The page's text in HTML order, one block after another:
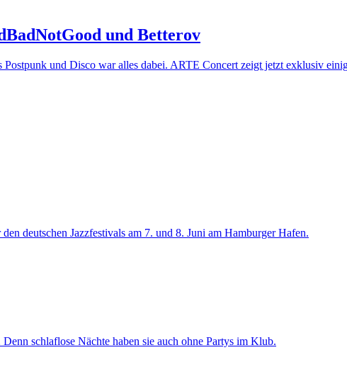
und Betterov
und Disco war alles dabei. ARTE Concert zeigt jetzt exklusiv
deutschen Jazzfestivals am 7. und 8. Juni am Hamburger Hafen.
schlaflose Nächte haben sie auch ohne Partys im Klub.